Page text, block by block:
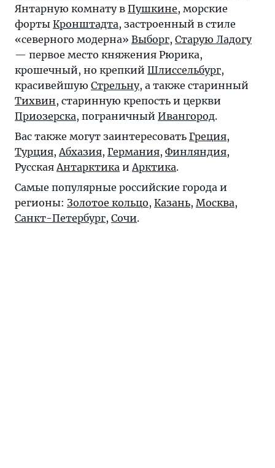
Янтарную комнату в Пушкине, морские
форты Кронштадта, застроенный в стиле
«северного модерна» Выборг, Старую Ладогу
— первое место княжения Рюрика,
крошечный, но крепкий Шлиссельбург,
красивейшую Стрельну, а также старинный
Тихвин, старинную крепость и церкви
Приозерска, пограничный Ивангород.
Вас также могут заинтересовать Греция,
Турция, Абхазия, Германия, Финляндия,
Русская Антарктика и Арктика.
Самые популярные российские города и
регионы: Золотое кольцо, Казань, Москва,
Санкт-Петербург, Сочи.